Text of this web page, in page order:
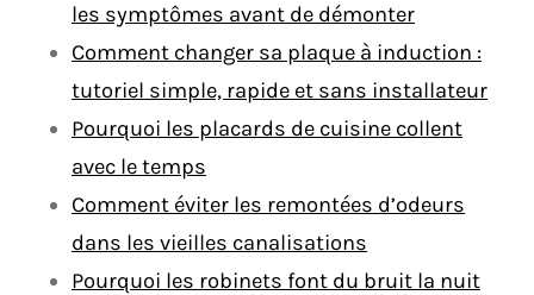
les symptômes avant de démonter
Comment changer sa plaque à induction :
tutoriel simple, rapide et sans installateur
Pourquoi les placards de cuisine collent
avec le temps
Comment éviter les remontées d’odeurs
dans les vieilles canalisations
Pourquoi les robinets font du bruit la nuit